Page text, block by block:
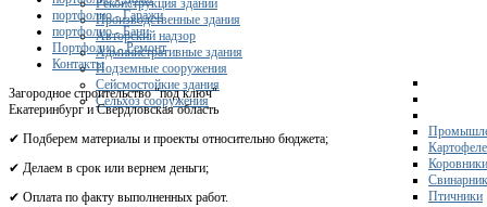
Реконструкция зданий
Производственные здания
Авторский надзор
Административные здания
Подземные сооружения
Сейсмостойкие здания
Сельхоз сооружения
Коровники
Птичники
портфолио - Гаражи
портфолио - Бани
Портфолио - Ремонт
Контакты
Загородное строительство "под ключ"
Екатеринбург и Свердловская область
✔ Подберем материалы и проекты относительно бюджета;
✔ Делаем в срок или вернем деньги;
✔ Оплата по факту выполненных работ.